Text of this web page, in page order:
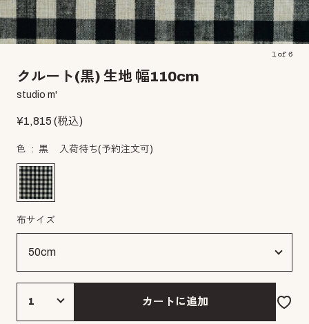
1of 6
クルート(黒) 生地 幅110cm
studio m'
¥1,815 (税込)
色 黒 入荷待ち(予約注文可)
布サイズ
カートに追加